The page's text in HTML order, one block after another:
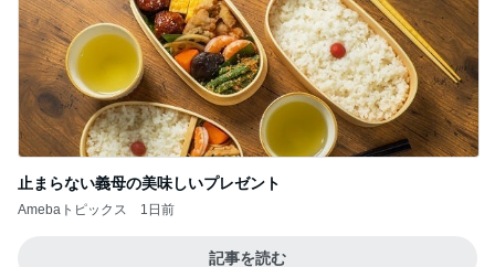
止まらない義母の美味しいプレゼント
Amebaトピックス 1日前
記事を読む